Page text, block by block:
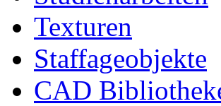
Texturen
Staffageobjekte
CAD